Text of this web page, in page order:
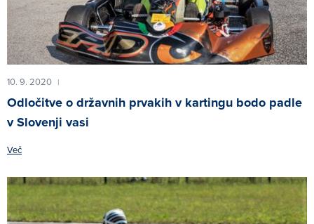
10. 9. 2020 |
Odločitve o državnih prvakih v kartingu bodo padle
v Slovenji vasi
Več